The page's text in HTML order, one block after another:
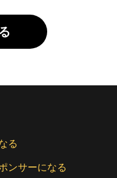
る
ンサーになる